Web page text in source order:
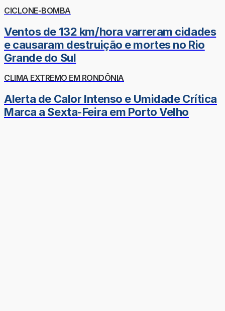
CICLONE-BOMBA
Ventos de 132 km/hora varreram cidades
e causaram destruição e mortes no Rio
Grande do Sul
CLIMA EXTREMO EM RONDÔNIA
Alerta de Calor Intenso e Umidade Crítica
Marca a Sexta-Feira em Porto Velho